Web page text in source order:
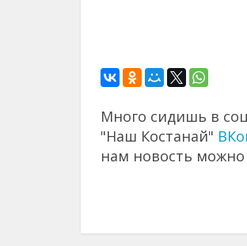
Много сидишь в
"Наш Костанай"
нам новость